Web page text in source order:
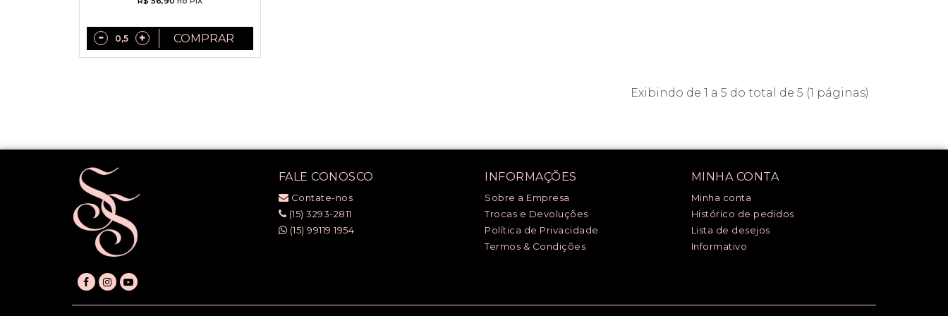
COMPRAR
Exibindo de 1 a 5 do total de 5 (1 páginas)
FALE CONOSCO
Contate-nos
(15) 3293-2811
(15) 99119 1954
INFORMAÇÕES
Sobre a Empresa
Trocas e Devoluções
Política de Privacidade
Termos & Condições
MINHA CONTA
Minha conta
Histórico de pedidos
Lista de desejos
Informativo